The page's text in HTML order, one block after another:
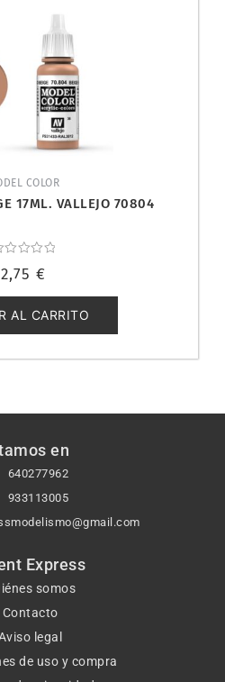
COLOR
17ML. VALLEJO 70804
2,75 €
AL CARRITO
en
640277962
933113005
Express
somos
Contacto
legal
de uso y compra